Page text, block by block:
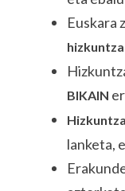
Euskara
BIKAIN
lanketa,